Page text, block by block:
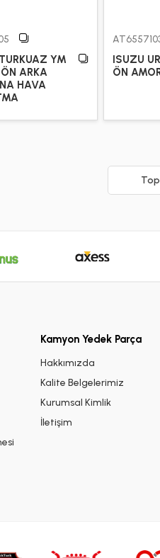
YM
ARKA
HAVA
ISUZU
ÖN
Kamyon Yedek Parça
Hakkımızda
Kalite Belgelerimiz
Kurumsal Kimlik
İletişim